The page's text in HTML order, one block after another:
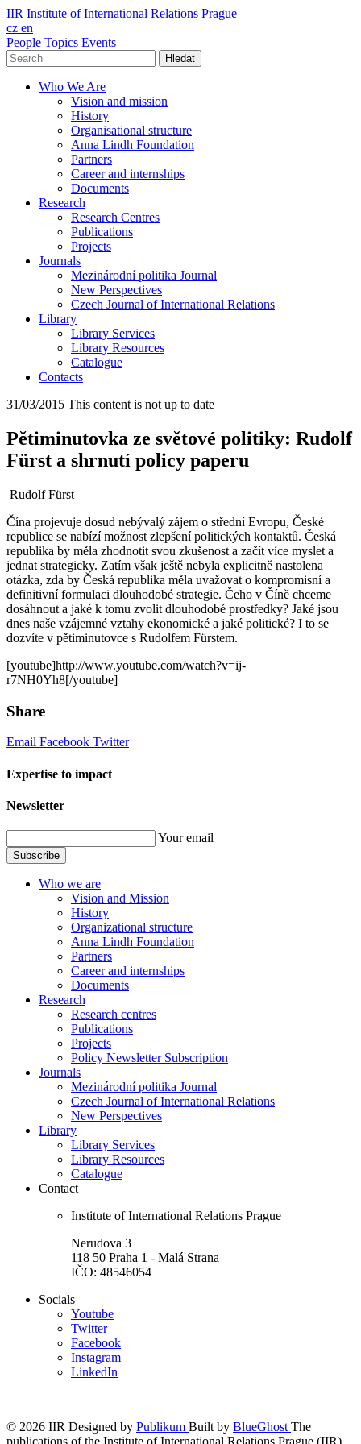
IIR Institute of International Relations Prague
cz en
People Topics Events
Hledat
Who We Are
Vision and mission
History
Organisational structure
Anna Lindh Foundation
Partners
Career and internships
Documents
Research
Research Centres
Publications
Projects
Journals
Mezinárodní politika Journal
New Perspectives
Czech Journal of International Relations
Library
Library Services
Library Resources
Catalogue
Contacts
31/03/2015 This content is not up to date
Pětiminutovka ze světové politiky: Rudolf
Fürst a shrnutí policy paperu
Rudolf Fürst
Čína projevuje dosud nebývalý zájem o střední Evropu, České
republice se nabízí možnost zlepšení politických kontaktů. Česká
republika by měla zhodnotit svou zkušenost a začít více myslet a
jednat strategicky. Zatím však ještě nebyla explicitně nastolena
otázka, zda by Česká republika měla uvažovat o kompromisní a
definitivní formulaci dlouhodobé strategie. Čeho v Číně chceme
dosáhnout a jaké k tomu zvolit dlouhodobé prostředky? Jaké jsou
dnes naše vzájemné vztahy ekonomické a jaké politické? I to se
dozvíte v pětiminutovce s Rudolfem Fürstem.
[youtube]http://www.youtube.com/watch?v=ij-
r7NH0Yh8[/youtube]
Share
Email Facebook Twitter
Expertise to impact
Newsletter
Your email
Subscribe
Who we are
Vision and Mission
History
Organizational structure
Anna Lindh Foundation
Partners
Career and internships
Documents
Research
Research centres
Publications
Projects
Policy Newsletter Subscription
Journals
Mezinárodní politika Journal
Czech Journal of International Relations
New Perspectives
Library
Library Services
Library Resources
Catalogue
Contact
Institute of International Relations Prague
Nerudova 3
118 50 Praha 1 - Malá Strana
IČO: 48546054
Socials
Youtube
Twitter
Facebook
Instagram
LinkedIn
© 2026 IIR Designed by Publikum Built by BlueGhost The
publications of the Institute of International Relations Prague (IIR)